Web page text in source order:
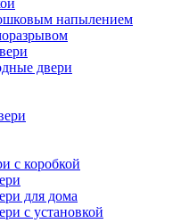
напылением
двери
с коробкой
для дома
с установкой